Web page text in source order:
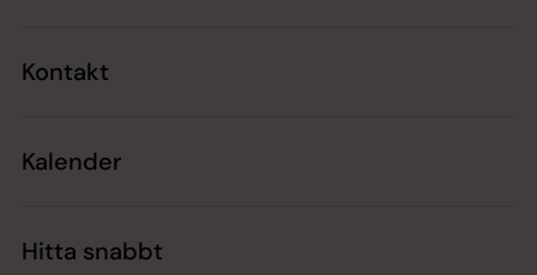
Kontakt
Kalender
Hitta snabbt